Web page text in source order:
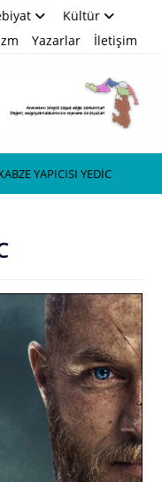
Kültür
Yazarlar İletişim
YAPICISI YEDİC